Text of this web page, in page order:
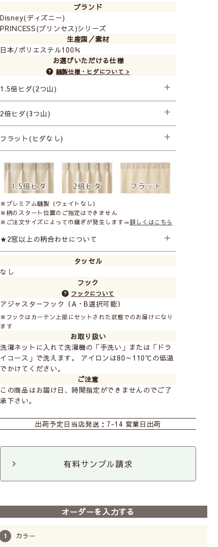
ブランド
Disney(ディズニー)
PRINCESS(プリンセス)シリーズ
生産国／素材
日本/ポリエステル100％
お選びいただける仕様
縫製仕様・ヒダについて >
1.5倍ヒダ(2つ山)
├プレミアム縫製
2倍ヒダ(3つ山)
├プレミアム縫製
フラット(ヒダなし)
※プレミアム縫製（ウェイトなし）
※柄のスタート位置のご指定はできません
※ご注文サイズによって巾継ぎが発生します⇒詳しくはこちら
★2窓以上の柄合わせについて
2窓以上のご注文で柄のスタート位置を合わせたい場合は
追加料金となります。ご注文の際に備考欄にご記入くだ
さい。 ご注文後金額を変更させていただきます。
2窓の柄合わせ +1,500円
3窓の柄合わせ +3,000円
タッセル
なし
フック
フックについて
アジャスターフック（A・B選択可能）
※フックはカーテン上部にセットされた状態でのお届けになり
ます
お取り扱い
洗濯ネットに入れて洗濯機の「手洗い」または「ドラ
イコース」で洗えます。 アイロンは80～110℃の低温
でかけてください。
ご注意
この商品はお届け日、時間指定ができませんのでご了
承下さい。
前
【既製レースカーテン(1枚
入り)】ディズニー｜17柄
次
出荷予定日 当店発送：7-14 営業日出荷
有料サンプル請求
オーダーを入力する
カラー